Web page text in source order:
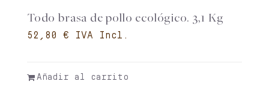
Todo brasa de pollo ecológico. 3,1 Kg
€
Añadir al carrito